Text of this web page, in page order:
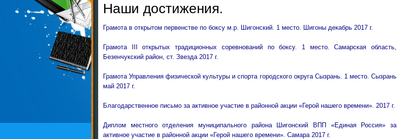
Наши достижения.
Грамота в открытом первенстве по боксу м.р. Шигонский. 1 место. Шигоны декабрь 2017 г.
Грамота III открытых традиционных соревнований по боксу. 1 место. Самарская область,
Безенчукский район, ст. Звезда 2017 г.
Грамота Управления физической культуры и спорта городского округа Сызрань. 1 место. Сызрань
май 2017 г.
Благодарственное письмо за активное участие в районной акции «Герой нашего времени». 2017 г.
Диплом местного отделения муниципального района Шигонский ВПП «Единая Россия» за
активное участие в районной акции «Герой нашего времени». Самара 2017 г.